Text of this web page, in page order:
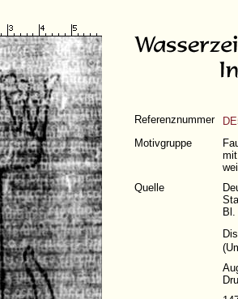
Referenznummer
Motivgruppe
Quelle
(